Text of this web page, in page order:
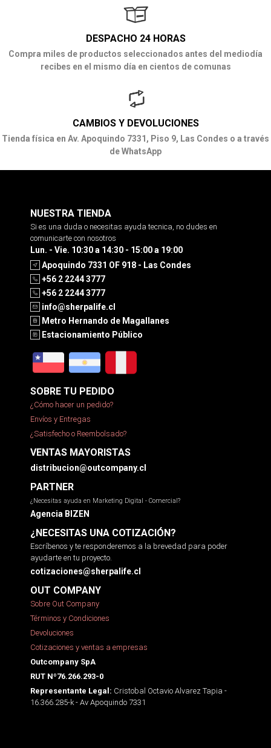
DESPACHO 24 HORAS
Compra miles de productos seleccionados antes del mediodía
recibes en el mismo día en cientos de comunas
CAMBIOS Y DEVOLUCIONES
Tienda física en Av. Apoquindo 7331, Piso 9, Las Condes o a través
de WhatsApp
NUESTRA TIENDA
Si es una duda o necesitas ayuda tecnica, no dudes en
comunicarte con nosotros
Lun. - Vie. 10:30 a 14:30 - 15:00 a 19:00
Apoquindo 7331 OF 918 - Las Condes
+56 2 2244 3777
+56 2 2244 3777
info@sherpalife.cl
Metro Hernando de Magallanes
Estacionamiento Público
SOBRE TU PEDIDO
¿Cómo hacer un pedido?
Envíos y Entregas
¿Satisfecho o Reembolsado?
VENTAS MAYORISTAS
distribucion@outcompany.cl
PARTNER
¿Necesitas ayuda en Marketing Digital - Comercial?
Agencia BIZEN
¿NECESITAS UNA COTIZACIÓN?
Escríbenos y te responderemos a la brevedad para poder
ayudarte en tu proyecto.
cotizaciones@sherpalife.cl
OUT COMPANY
Sobre Out Company
Términos y Condiciones
Devoluciones
Cotizaciones y ventas a empresas
Outcompany SpA
RUT Nº76.266.293-0
Representante Legal: Cristobal Octavio Alvarez Tapia -
16.366.285-k - Av Apoquindo 7331